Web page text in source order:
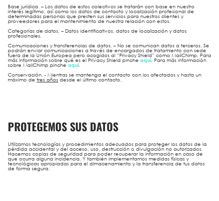
Base jurídica. – Los datos de estos colectivos se tratarán con base en nuestro
interés legítimo, así como los datos de contacto y localización profesional de
determinadas personas que presten sus servicios para nuestros clientes y
proveedores para el mantenimiento de nuestra relación con estos.
Categorías de datos. – Datos identificativos, datos de localización y datos
profesionales.
Comunicaciones y transferencias de datos. – No se comunican datos a terceros. Se
podrán enviar comunicaciones a través de encargados de tratamiento con sede
fuera de la Unión Europea pero acogidos al “Privacy Shield” como MailChimp. Para
más información sobre qué es el Privacy Shield pinche aquí. Para más información
sobre MailChimp pincheaquí.
Conservación. - Mientras se mantenga el contacto con los afectados y hasta un
máximo de tres años desde el último contacto.
PROTEGEMOS SUS DATOS
Utilizamos tecnologías y procedimientos adecuados para proteger los datos de la
pérdida accidental y del acceso, uso, destrucción o divulgación no autorizados.
Hacemos copias de seguridad para poder recuperar la información en caso de
que ocurra alguna incidencia. Y también implementamos medidas físicas y
tecnológicas apropiadas para el almacenamiento y la transferencia de tus datos
de forma segura.